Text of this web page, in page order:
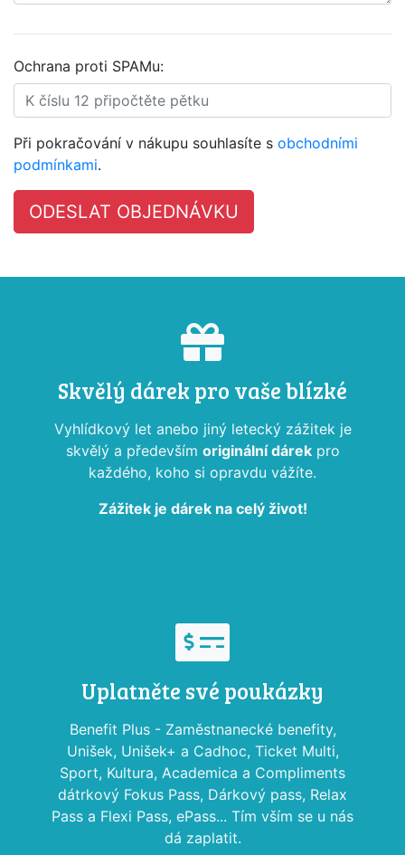
Ochrana proti SPAMu:
Při pokračování v nákupu souhlasíte s obchodními
podmínkami.
Skvělý dárek pro vaše blízké
Vyhlídkový let anebo jiný letecký zážitek je
skvělý a především originální dárekpro
každého, koho si opravdu vážíte.
Zážitek je dárek na celý život!
Uplatněte své poukázky
Benefit Plus - Zaměstnanecké benefity,
Unišek, Unišek+ a Cadhoc, Ticket Multi,
Sport, Kultura, Academica a Compliments
dátrkový Fokus Pass, Dárkový pass, Relax
Pass a Flexi Pass, ePass... Tím vším se u nás
dá zaplatit.